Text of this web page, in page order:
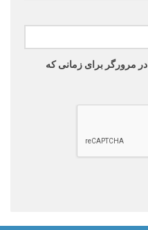
مرورگر برای زمانی که